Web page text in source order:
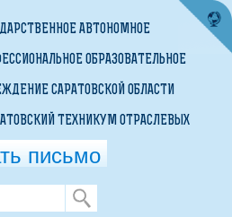
АВТОНОМНОЕ
ОБРАЗОВАТЕЛЬНОЕ
САРАТОВСКОЙ ОБЛАСТИ
ТЕХНИКУМ ОТРАСЛЕВЫХ
письмо